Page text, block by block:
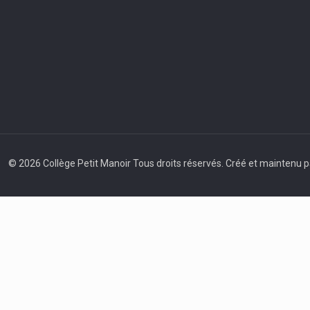
© 2026 Collège Petit Manoir Tous droits réservés. Créé et maintenu